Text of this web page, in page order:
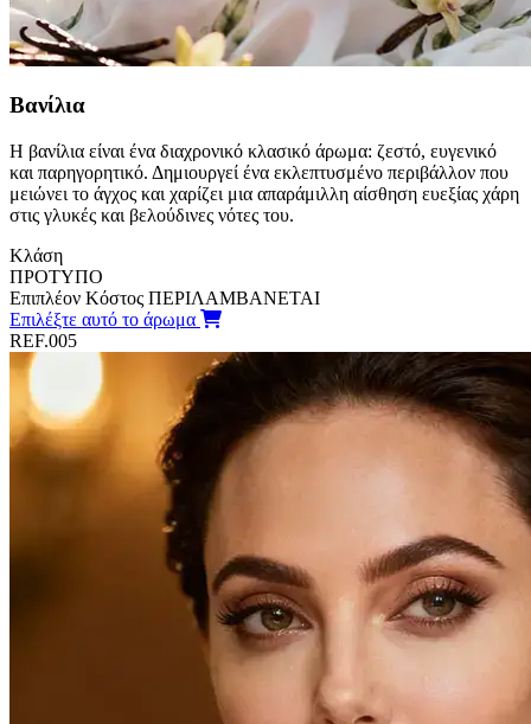
Βανίλια
Η βανίλια είναι ένα διαχρονικό κλασικό άρωμα: ζεστό, ευγενικό
και παρηγορητικό. Δημιουργεί ένα εκλεπτυσμένο περιβάλλον που
μειώνει το άγχος και χαρίζει μια απαράμιλλη αίσθηση ευεξίας χάρη
στις γλυκές και βελούδινες νότες του.
Κλάση
ΠΡΟΤΥΠΟ
Επιπλέον Κόστος ΠΕΡΙΛΑΜΒΑΝΕΤΑΙ
Επιλέξτε αυτό το άρωμα
REF.005